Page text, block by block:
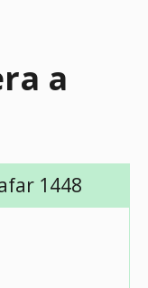
a
1448